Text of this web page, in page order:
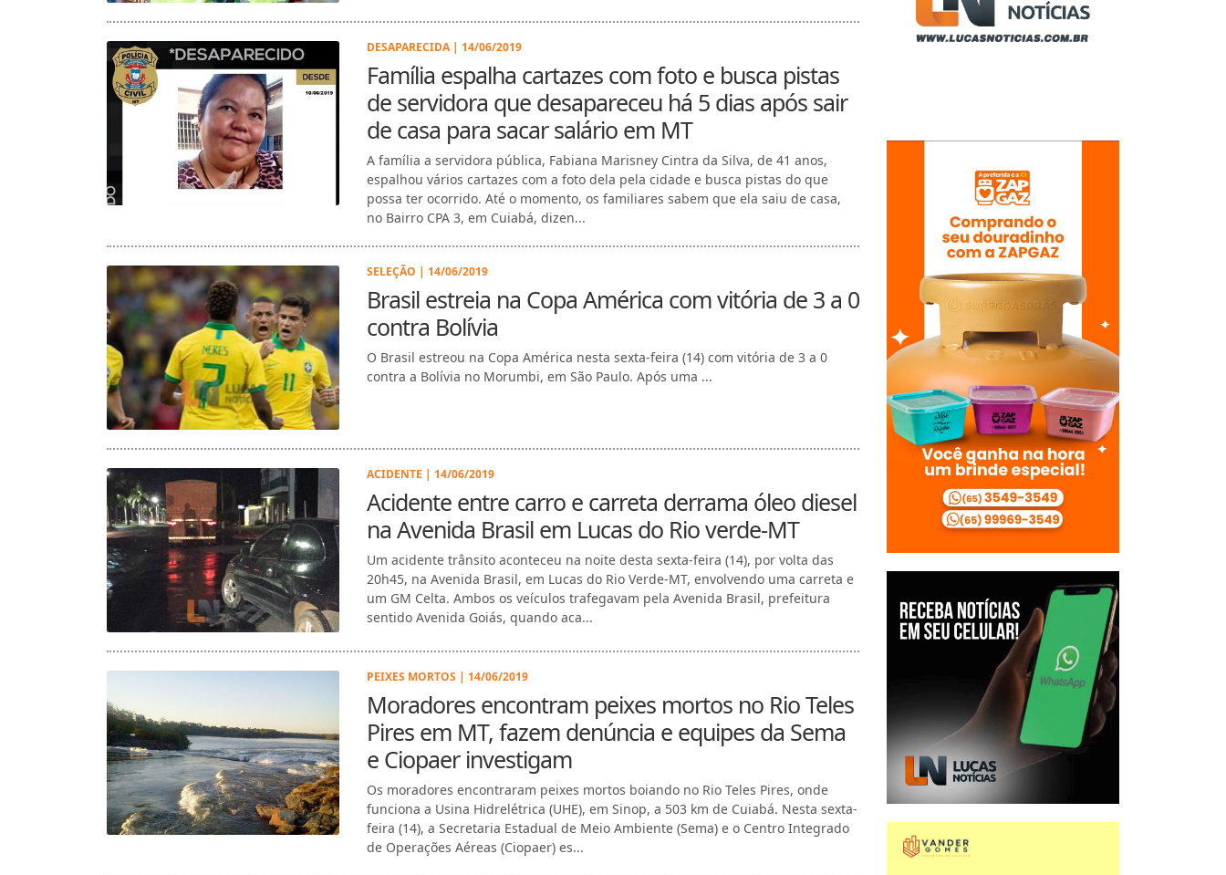
DESAPARECIDA | 14/06/2019
Família espalha cartazes com foto e busca pistas
de servidora que desapareceu há 5 dias após sair
de casa para sacar salário em MT
A família a servidora pública, Fabiana Marisney Cintra da Silva, de 41 anos,
espalhou vários cartazes com a foto dela pela cidade e busca pistas do que
possa ter ocorrido. Até o momento, os familiares sabem que ela saiu de casa,
SELEÇÃO | 14/06/2019
Brasil estreia na Copa América com vitória de 3 a 0
contra Bolívia
O Brasil estreou na Copa América nesta sexta-feira (14) com vitória de 3 a 0
ACIDENTE | 14/06/2019
Acidente entre carro e carreta derrama óleo diesel
na Avenida Brasil em Lucas do Rio verde-MT
Um acidente trânsito aconteceu na noite desta sexta-feira (14), por volta das
20h45, na Avenida Brasil, em Lucas do Rio Verde-MT, envolvendo uma carreta e
um GM Celta. Ambos os veículos trafegavam pela Avenida Brasil, prefeitura
PEIXES MORTOS | 14/06/2019
Moradores encontram peixes mortos no Rio Teles
Pires em MT, fazem denúncia e equipes da Sema
e Ciopaer investigam
Os moradores encontraram peixes mortos boiando no Rio Teles Pires, onde
funciona a Usina Hidrelétrica (UHE), em Sinop, a 503 km de Cuiabá. Nesta sexta-
feira (14), a Secretaria Estadual de Meio Ambiente (Sema) e o Centro Integrado